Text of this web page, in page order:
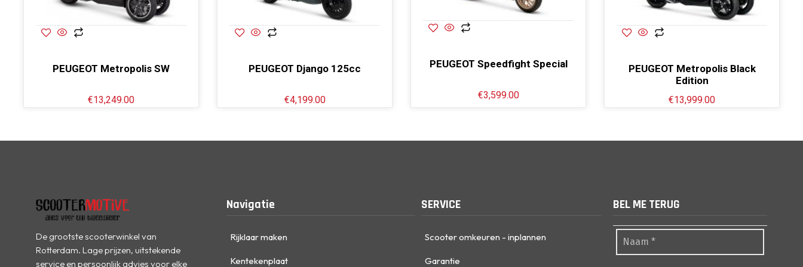
PEUGEOT Metropolis SW
€13,249.00
PEUGEOT Django 125cc
€4,199.00
PEUGEOT Speedfight Special
€3,599.00
PEUGEOT Metropolis Black
Edition
€13,999.00
De grootste scooterwinkel van
Rotterdam. Lage prijzen, uitstekende
service en persoonlijk advies voor elke
Navigatie
Rijklaar maken
Kentekenplaat
SERVICE
Scooter omkeuren - inplannen
Garantie
BEL ME TERUG